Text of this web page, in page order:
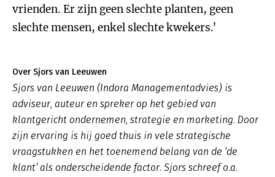
vrienden. Er zijn geen slechte planten, geen
slechte mensen, enkel slechte kwekers.’
Over Sjors van Leeuwen
Sjors van Leeuwen (Indora Managementadvies) is
adviseur, auteur en spreker op het gebied van
klantgericht ondernemen, strategie en marketing. Door
zijn ervaring is hij goed thuis in vele strategische
vraagstukken en het toenemend belang van de ‘de
klant’ als onderscheidende factor. Sjors schreef o.a.